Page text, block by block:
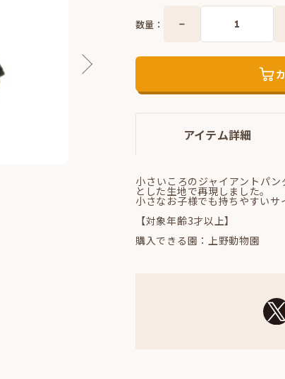
数量：
アイテム詳細
小さいころのジャイアントパ
とした生地で再現しました。
小さなお子様でも持ちやすい
【対象年齢3才以上】
購入できる園：上野動物園